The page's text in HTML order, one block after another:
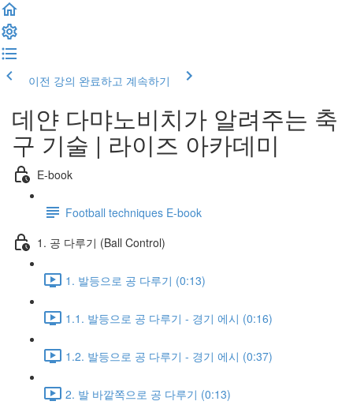
이전 강의 완료하고 계속하기
데얀 다먀노비치가 알려주는 축
구 기술 | 라이즈 아카데미
E-book
Football techniques E-book
1. 공 다루기 (Ball Control)
1. 발등으로 공 다루기 (0:13)
1.1. 발등으로 공 다루기 - 경기 에시 (0:16)
1.2. 발등으로 공 다루기 - 경기 에시 (0:37)
2. 발 바깥쪽으로 공 다루기 (0:13)